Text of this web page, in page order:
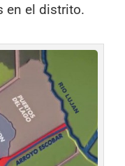
en el distrito.